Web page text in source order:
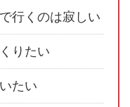
行くのは寂しい
りたい
たい